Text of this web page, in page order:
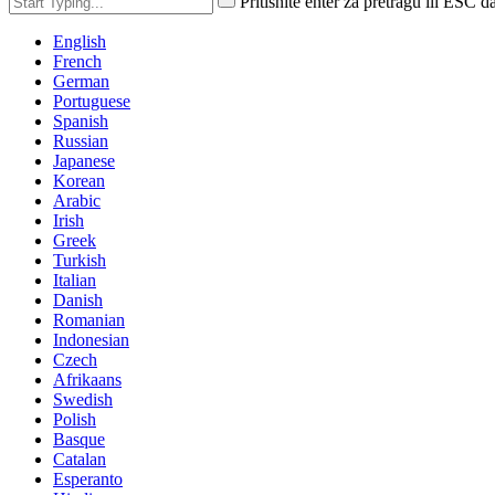
English
French
German
Portuguese
Spanish
Russian
Japanese
Korean
Arabic
Irish
Greek
Turkish
Italian
Danish
Romanian
Indonesian
Czech
Afrikaans
Swedish
Polish
Basque
Catalan
Esperanto